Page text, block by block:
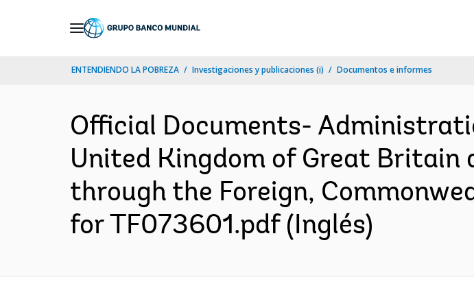
ENTENDIENDO LA POBREZA Investigaciones y publicaciones (i) Documentos e informes
Official Documents-
United Kingdom of Great Britain
through the Foreign,
for TF073601.pdf (Inglés)